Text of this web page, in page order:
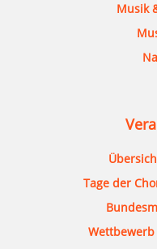
Musik
Tage der